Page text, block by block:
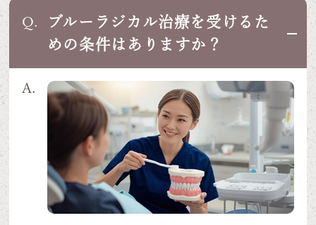
Q.
ブルーラジカル治療を受けるた
めの条件はありますか？
A.